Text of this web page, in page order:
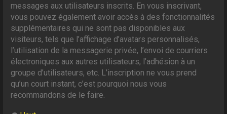
messages aux utilisateurs inscrits. En vous inscrivant,
vous pouvez également avoir accès à des fonctionnalités
supplémentaires qui ne sont pas disponibles aux
visiteurs, tels que l’affichage d’avatars personnalisés,
l’utilisation de la messagerie privée, l’envoi de courriers
électroniques aux autres utilisateurs, l’adhésion à un
groupe d’utilisateurs, etc. L’inscription ne vous prend
qu’un court instant, c’est pourquoi nous vous
recommandons de le faire.